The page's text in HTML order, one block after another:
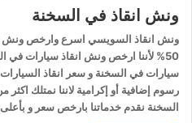
ونش انقاذ في السخنة
ونش انقاذ السويسي اسرع وارخص ونش
50% لأننا ارخص ونش انقاذ سيارات في
سيارات في السخنة و سعر انقاذ السيارات
السخنة نقدم خدماتنا بارخص سعر و